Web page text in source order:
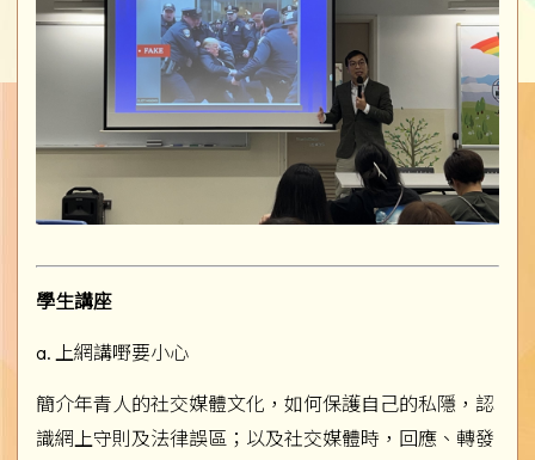
學生講座
a. 上網講嘢要小心
簡介年青人的社交媒體文化，如何保護自己的私隱，認
識網上守則及法律誤區；以及社交媒體時，回應、轉發